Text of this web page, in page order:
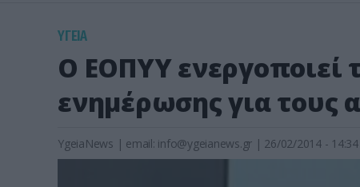
ΥΓΕΙΑ
Ο ΕΟΠΥΥ ενεργοποιεί
ενημέρωσης για τους
YgeiaNews | email: info@ygeianews.gr | 26/02/2014 - 14:34